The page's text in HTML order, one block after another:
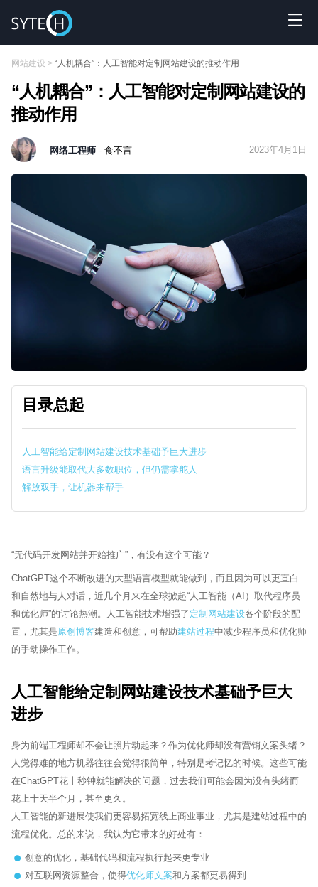
网站建设 > “人机耦合”：人工智能对定制网站建设的推动作用
“人机耦合”：人工智能对定制网站建设的
推动作用
网络工程师 - 食不言 2023年4月1日
目录总起
人工智能给定制网站建设技术基础予巨大进步
语言升级能取代大多数职位，但仍需掌舵人
解放双手，让机器来帮手
“无代码开发网站并开始推广”，有没有这个可能？
ChatGPT这个不断改进的大型语言模型就能做到，而且因为可以更直白
和自然地与人对话，近几个月来在全球掀起“人工智能（AI）取代程序员
和优化师”的讨论热潮。人工智能技术增强了 定制网站建设各个阶段的配
置，尤其是原创博客建造和创意，可帮助建站过程中减少程序员和优化师
的手动操作工作。
人工智能给定制网站建设技术基础予巨大
进步
身为前端工程师却不会让照片动起来？作为优化师却没有营销文案头绪？
人觉得难的地方机器往往会觉得很简单，特别是考记忆的时候。这些可能
在ChatGPT花十秒钟就能解决的问题，过去我们可能会因为没有头绪而
花上十天半个月，甚至更久。
人工智能的新进展使我们更容易拓宽线上商业事业，尤其是建站过程中的
流程优化。总的来说，我认为它带来的好处有：
创意的优化，基础代码和流程执行起来更专业
对互联网资源整合，使得优化师文案和方案都更易得到
Sytech AI
在线 · 外贸网站体检
🏆 17+年行业经验 🌍 60+跨国品牌 🤝 谷歌官方合作伙伴